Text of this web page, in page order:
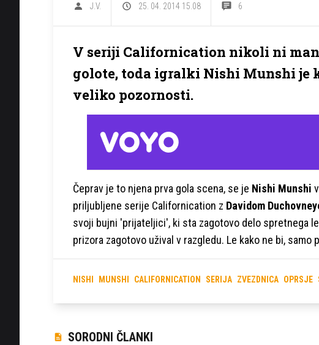
J.V. 25. 04. 2014 15.08 6
V seriji Californication nikoli ni
golote, toda igralki Nishi Munshi je
veliko pozornosti.
Čeprav je to njena prva gola scena, se je Nishi Munshi
priljubljene serije Californication z Davidom
svoji bujni 'prijateljici', ki sta zagotovo delo spretnega
prizora zagotovo užival v razgledu. Le kako ne bi, samo
NISHI MUNSHI CALIFORNICATION SERIJA ZVEZDNICA OPRSJE
SORODNI ČLANKI